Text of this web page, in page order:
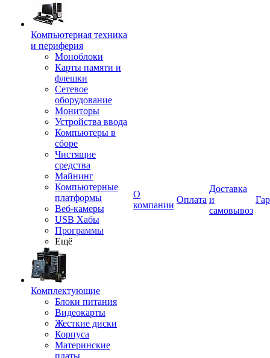
Компьютерная техника
и периферия
Моноблоки
Карты памяти и
флешки
Сетевое
оборудование
Мониторы
Устройства ввода
Компьютеры в
сборе
Чистящие
средства
Майнинг
Компьютерные
платформы
Веб-камеры
USB Хабы
Программы
Ещё
Комплектующие
Блоки питания
Видеокарты
Жесткие диски
Корпуса
Материнские
платы
О
компании
Оплата
Доставка
и
самовывоз